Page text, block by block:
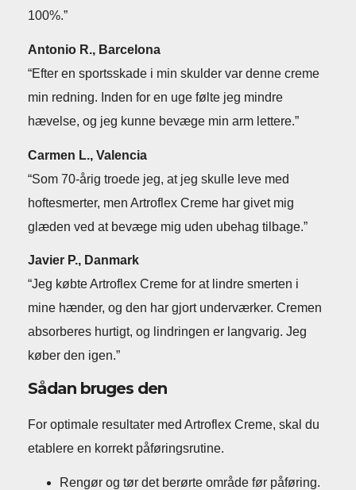
100%.”
Antonio R., Barcelona
“Efter en sportsskade i min skulder var denne creme
min redning. Inden for en uge følte jeg mindre
hævelse, og jeg kunne bevæge min arm lettere.”
Carmen L., Valencia
“Som 70-årig troede jeg, at jeg skulle leve med
hoftesmerter, men Artroflex Creme har givet mig
glæden ved at bevæge mig uden ubehag tilbage.”
Javier P., Danmark
“Jeg købte Artroflex Creme for at lindre smerten i
mine hænder, og den har gjort underværker. Cremen
absorberes hurtigt, og lindringen er langvarig. Jeg
køber den igen.”
Sådan bruges den
For optimale resultater med Artroflex Creme, skal du
etablere en korrekt påføringsrutine.
Rengør og tør det berørte område før påføring.